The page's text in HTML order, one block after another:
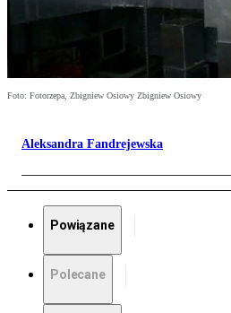
Foto: Fotorzepa, Zbigniew Osiowy Zbigniew Osiowy
Aleksandra Fandrejewska
Powiązane
Polecane